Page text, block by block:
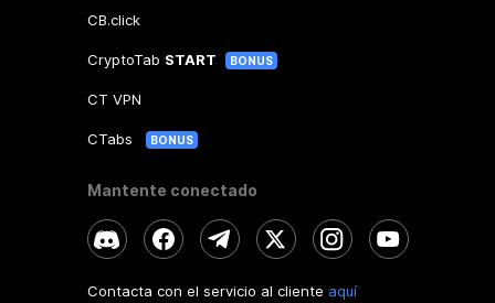
CB.click
CryptoTab START BONUS
CT VPN
CTabs BONUS
Mantente conectado
Contacta con el servicio al cliente aquí